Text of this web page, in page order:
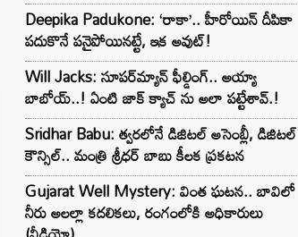
Deepika Padukone: ‘రాకా’.. హీరోయిన్ దీపికా
పదుకొనే పనైపోయినట్టే, ఇక అవుట్!
Will Jacks: సూపర్‌మ్యాన్ ఫీల్డింగ్.. అయ్యా
బాబోయ్..! ఏంటి జాక్ క్యాచ్ ను అలా పట్టేశావ్.!
Sridhar Babu: త్వరలోనే డిజిటల్ అసెంబ్లీ, డిజిటల్
కౌన్సిల్.. మంత్రి శ్రీధర్ బాబు కీలక ప్రకటన
Gujarat Well Mystery: వింత ఘటన.. బావిలో
నీరు అలల్లా కదలికలు, రంగంలోకి అధికారులు